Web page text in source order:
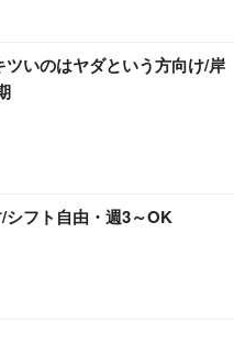
いのはヤダという方向け/岸
フト自由・週3～OK